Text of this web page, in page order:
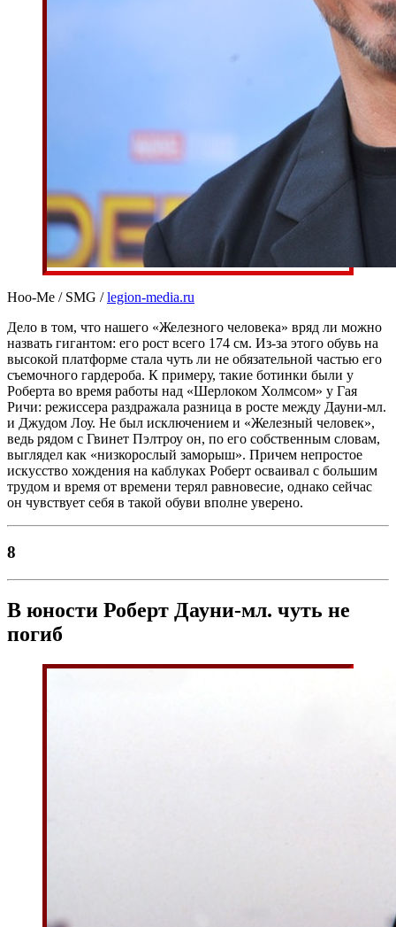
Hoo-Me / SMG /legion-media.ru
Дело в том, что нашего «Железного человека» вряд ли можно
назвать гигантом: его рост всего 174 см. Из-за этого обувь на
высокой платформе стала чуть ли не обязательной частью его
съемочного гардероба. К примеру, такие ботинки были у
Роберта во время работы над «Шерлоком Холмсом» у Гая
Ричи: режиссера раздражала разница в росте между Дауни-мл.
и Джудом Лоу. Не был исключением и «Железный человек»,
ведь рядом с Гвинет Пэлтроу он, по его собственным словам,
выглядел как «низкорослый заморыш». Причем непростое
искусство хождения на каблуках Роберт осваивал с большим
трудом и время от времени терял равновесие, однако сейчас
он чувствует себя в такой обуви вполне уверено.
8
В юности Роберт Дауни-мл. чуть не
погиб